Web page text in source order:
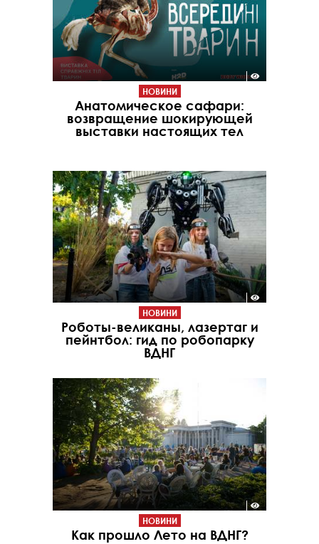
НОВИНИ
Анатомическое сафари:
возвращение шокирующей
выставки настоящих тел
НОВИНИ
Роботы-великаны, лазертаг и
пейнтбол: гид по робопарку
ВДНГ
НОВИНИ
Как прошло Лето на ВДНГ?